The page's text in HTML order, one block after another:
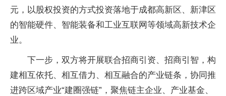
元，以股权投资的方式投资落地于成都高新区、新津区
的智能硬件、智能装备和工业互联网等领域高新技术企
业。
下一步，双方将开展联合招商引资、招商引智，构
建相互依托、相互借力、相互融合的产业链条，协同推
进跨区域产业“建圈强链”，聚焦链主企业、产业基金、